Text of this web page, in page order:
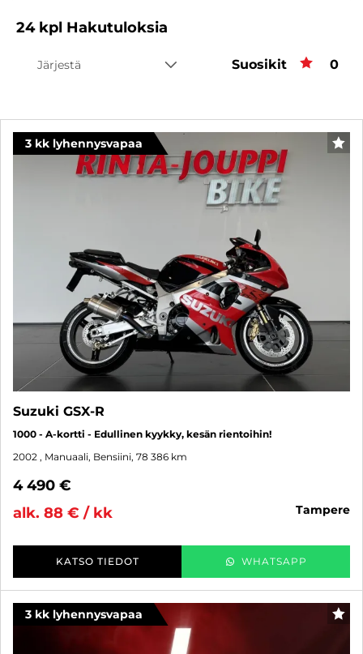
24kpl Hakutuloksia
Järjestä Suosikit 0
3 kk lyhennysvapaa
Suzuki GSX-R
1000 - A-kortti - Edullinen kyykky, kesän rientoihin!
2002 , Manuaali, Bensiini, 78 386 km
4 490 €
alk. 88 € / kk
tampere
KATSO TIEDOT WHATSAPP
3 kk lyhennysvapaa